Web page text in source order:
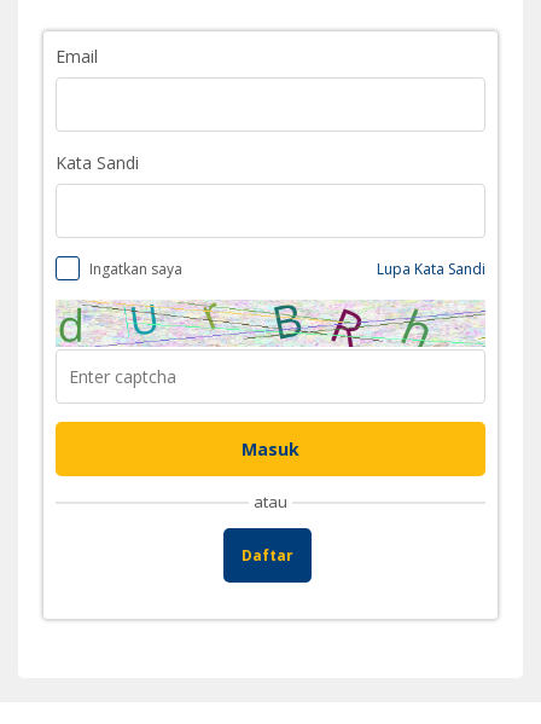
Email
Kata Sandi
Ingatkan saya Lupa Kata Sandi
atau
Daftar